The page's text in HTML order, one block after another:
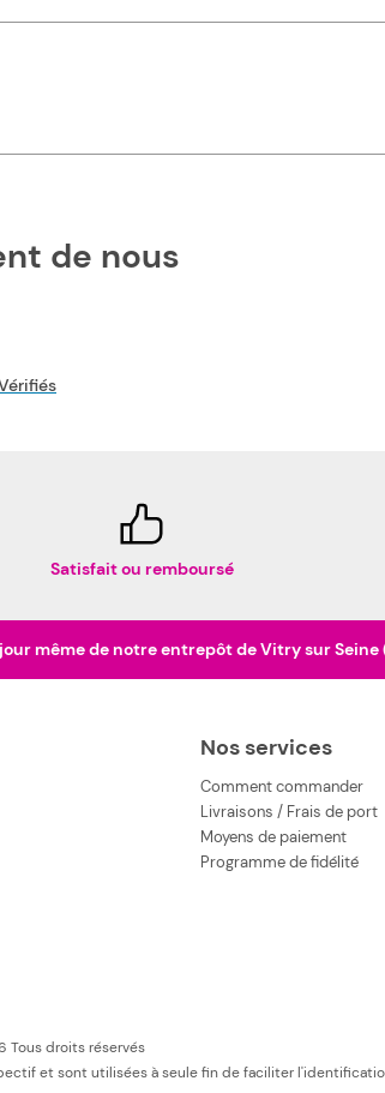
de nous
Satisfait ou remboursé
même de notre entrepôt de Vitry sur Seine
Nos services
Comment commander
Livraisons / Frais de port
Moyens de paiement
Programme de fidélité
Tous droits réservés
et sont utilisées à seule fin de faciliter